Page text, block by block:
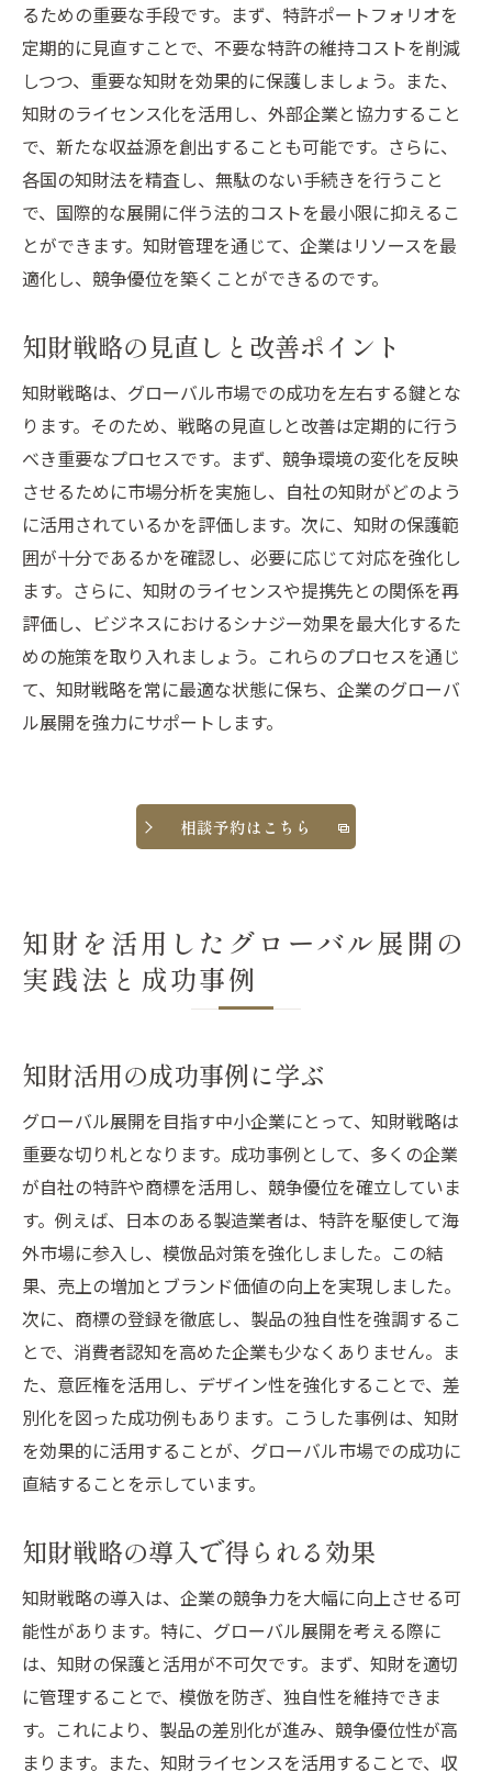
るための重要な手段です。まず、特許ポートフォリオを
定期的に見直すことで、不要な特許の維持コストを削減
しつつ、重要な知財を効果的に保護しましょう。また、
知財のライセンス化を活用し、外部企業と協力すること
で、新たな収益源を創出することも可能です。さらに、
各国の知財法を精査し、無駄のない手続きを行うこと
で、国際的な展開に伴う法的コストを最小限に抑えるこ
とができます。知財管理を通じて、企業はリソースを最
適化し、競争優位を築くことができるのです。
知財戦略の見直しと改善ポイント
知財戦略は、グローバル市場での成功を左右する鍵とな
ります。そのため、戦略の見直しと改善は定期的に行う
べき重要なプロセスです。まず、競争環境の変化を反映
させるために市場分析を実施し、自社の知財がどのよう
に活用されているかを評価します。次に、知財の保護範
囲が十分であるかを確認し、必要に応じて対応を強化し
ます。さらに、知財のライセンスや提携先との関係を再
評価し、ビジネスにおけるシナジー効果を最大化するた
めの施策を取り入れましょう。これらのプロセスを通じ
て、知財戦略を常に最適な状態に保ち、企業のグローバ
ル展開を強力にサポートします。
相談予約はこちら
知財を活用したグローバル展開の
実践法と成功事例
知財活用の成功事例に学ぶ
グローバル展開を目指す中小企業にとって、知財戦略は
重要な切り札となります。成功事例として、多くの企業
が自社の特許や商標を活用し、競争優位を確立していま
す。例えば、日本のある製造業者は、特許を駆使して海
外市場に参入し、模倣品対策を強化しました。この結
果、売上の増加とブランド価値の向上を実現しました。
次に、商標の登録を徹底し、製品の独自性を強調するこ
とで、消費者認知を高めた企業も少なくありません。ま
た、意匠権を活用し、デザイン性を強化することで、差
別化を図った成功例もあります。こうした事例は、知財
を効果的に活用することが、グローバル市場での成功に
直結することを示しています。
知財戦略の導入で得られる効果
知財戦略の導入は、企業の競争力を大幅に向上させる可
能性があります。特に、グローバル展開を考える際に
は、知財の保護と活用が不可欠です。まず、知財を適切
に管理することで、模倣を防ぎ、独自性を維持できま
す。これにより、製品の差別化が進み、競争優位性が高
まります。また、知財ライセンスを活用することで、収